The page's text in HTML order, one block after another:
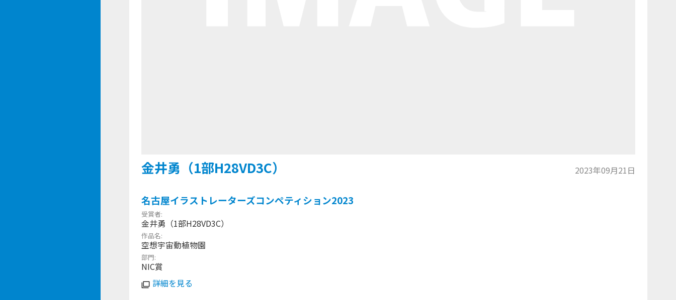
金井勇（1部H28VD3C） 2023年09月21日
名古屋イラストレーターズコンペティション2023
受賞者
金井勇（1部H28VD3C）
作品名
空想宇宙動植物園
部門
NIC賞
詳細を見る